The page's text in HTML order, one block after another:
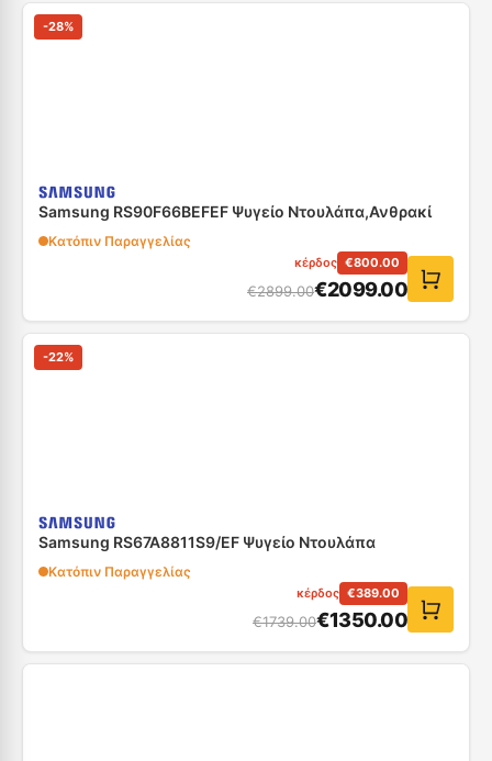
-28%
Samsung RS90F66BEFEF Ψυγείο Ντουλάπα,Ανθρακί
Κατόπιν Παραγγελίας
κέρδος €800.00
€2899.00€2099.00
-22%
Samsung RS67A8811S9/EF Ψυγείο Ντουλάπα
Κατόπιν Παραγγελίας
κέρδος €389.00
€1739.00€1350.00